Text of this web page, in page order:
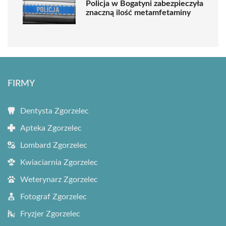
Policja w Bogatyni zabezpieczyła
znaczną ilość metamfetaminy
FIRMY
Dentysta Zgorzelec
Apteka Zgorzelec
Lombard Zgorzelec
Kwiaciarnia Zgorzelec
Weterynarz Zgorzelec
Fotograf Zgorzelec
Fryzjer Zgorzelec